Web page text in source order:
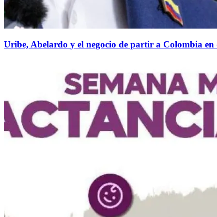
Uribe, Abelardo y el negocio de partir a Colombia en